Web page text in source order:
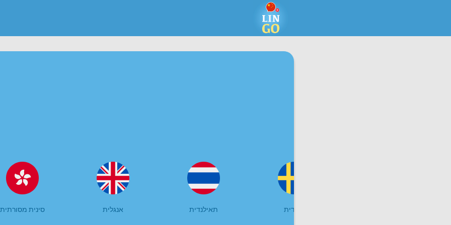
שוודית תאילנדית אנגלית סינית מסורתית